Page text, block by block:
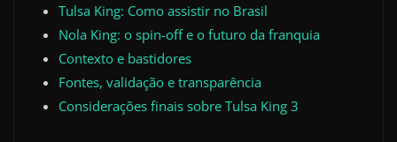
Tulsa King: Como assistir no Brasil
Nola King: o spin-off e o futuro da franquia
Contexto e bastidores
Fontes, validação e transparência
Considerações finais sobre Tulsa King 3